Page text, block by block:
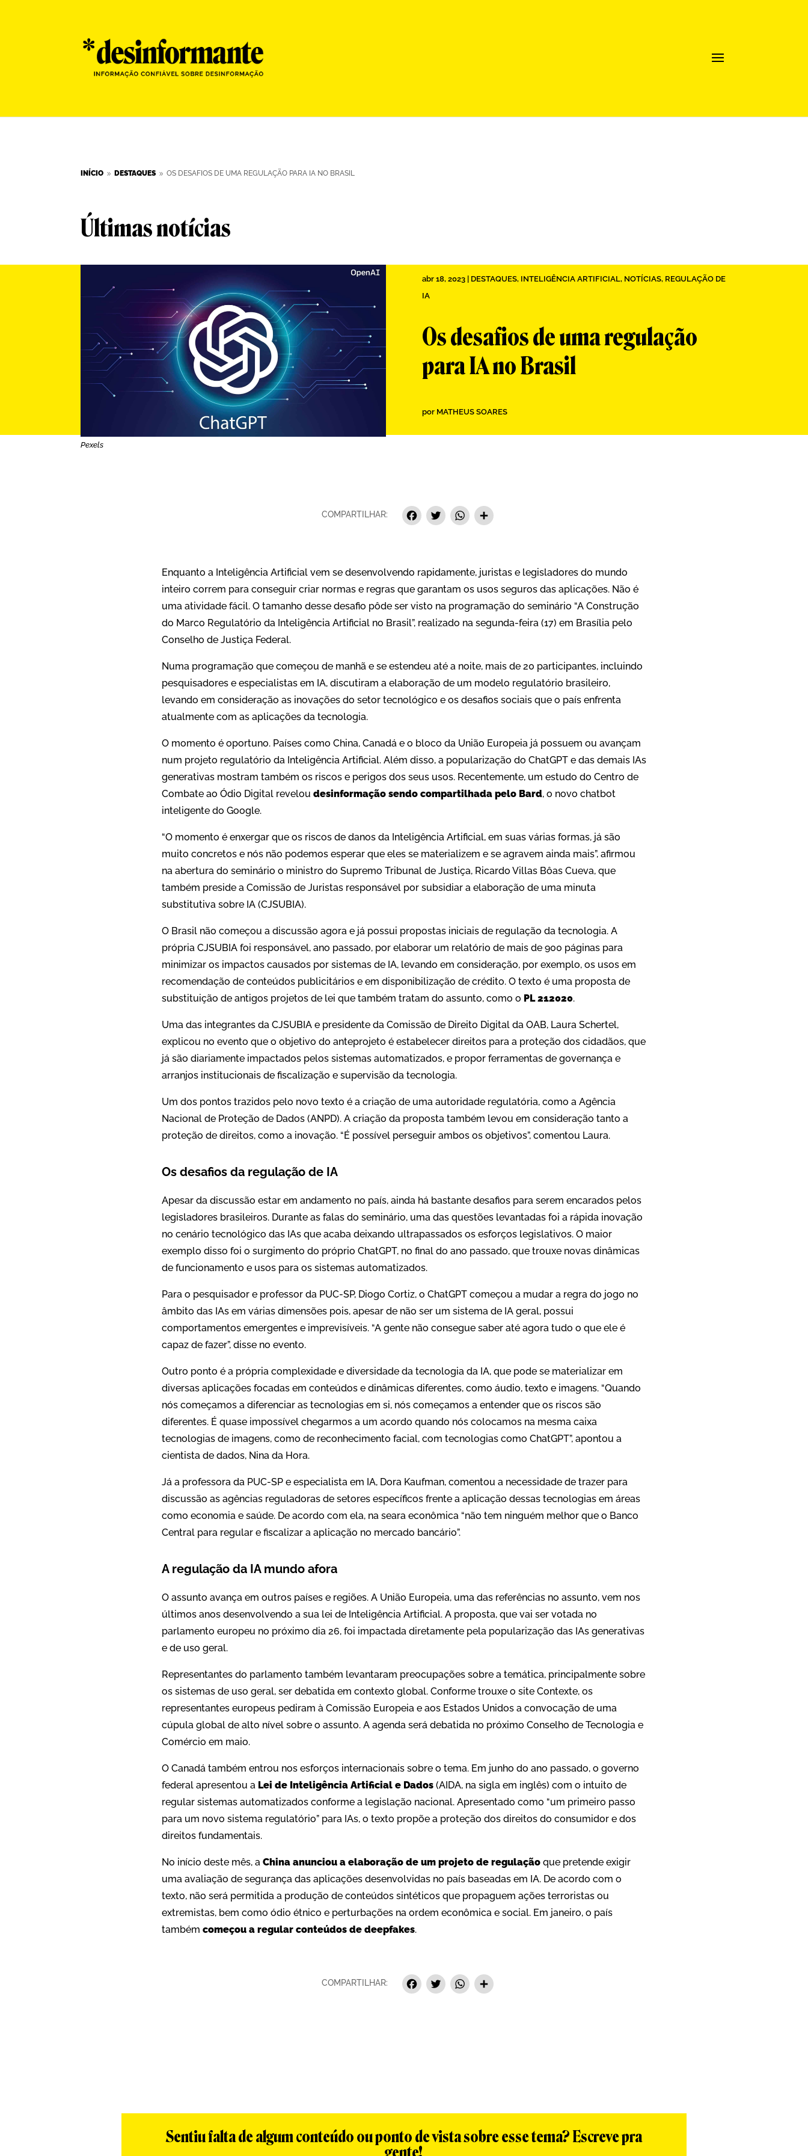
INÍCIO 9 DESTAQUES 9 OS DESAFIOS DE UMA REGULAÇÃO PARA IA NO BRASIL
Últimas notícias
Pexels
abr 18, 2023| DESTAQUES, INTELIGÊNCIA ARTIFICIAL, NOTÍCIAS, REGULAÇÃO DE
IA
Os desafios de uma regulação
para IA no Brasil
por MATHEUS SOARES
COMPARTILHAR: Facebook
Twitter
WhatsApp
Enquanto a Inteligência Artificial vem se desenvolvendo rapidamente, juristas e legisladores do mundo
inteiro correm para conseguir criar normas e regras que garantam os usos seguros das aplicações. Não é
uma atividade fácil. O tamanho desse desafio pôde ser visto na programação do seminário “A Construção
do Marco Regulatório da Inteligência Artificial no Brasil”, realizado na segunda-feira (17) em Brasília pelo
Conselho de Justiça Federal.
Numa programação que começou de manhã e se estendeu até a noite, mais de 20 participantes, incluindo
pesquisadores e especialistas em IA, discutiram a elaboração de um modelo regulatório brasileiro,
levando em consideração as inovações do setor tecnológico e os desafios sociais que o país enfrenta
atualmente com as aplicações da tecnologia.
O momento é oportuno. Países como China, Canadá e o bloco da União Europeia já possuem ou avançam
num projeto regulatório da Inteligência Artificial. Além disso, a popularização do ChatGPT e das demais IAs
generativas mostram também os riscos e perigos dos seus usos. Recentemente, um estudo do Centro de
Combate ao Ódio Digital revelou desinformação sendo compartilhada pelo Bard, o novo chatbot
inteligente do Google.
“O momento é enxergar que os riscos de danos da Inteligência Artificial, em suas várias formas, já são
muito concretos e nós não podemos esperar que eles se materializem e se agravem ainda mais”, afirmou
na abertura do seminário o ministro do Supremo Tribunal de Justiça, Ricardo Villas Bôas Cueva, que
também preside a Comissão de Juristas responsável por subsidiar a elaboração de uma minuta
substitutiva sobre IA (CJSUBIA).
O Brasil não começou a discussão agora e já possui propostas iniciais de regulação da tecnologia. A
própria CJSUBIA foi responsável, ano passado, por elaborar um relatório de mais de 900 páginas para
minimizar os impactos causados por sistemas de IA, levando em consideração, por exemplo, os usos em
recomendação de conteúdos publicitários e em disponibilização de crédito. O texto é uma proposta de
substituição de antigos projetos de lei que também tratam do assunto, como o PL 212020.
Uma das integrantes da CJSUBIA e presidente da Comissão de Direito Digital da OAB, Laura Schertel,
explicou no evento que o objetivo do anteprojeto é estabelecer direitos para a proteção dos cidadãos, que
já são diariamente impactados pelos sistemas automatizados, e propor ferramentas de governança e
arranjos institucionais de fiscalização e supervisão da tecnologia.
Um dos pontos trazidos pelo novo texto é a criação de uma autoridade regulatória, como a Agência
Nacional de Proteção de Dados (ANPD). A criação da proposta também levou em consideração tanto a
proteção de direitos, como a inovação. “É possível perseguir ambos os objetivos”, comentou Laura.
Os desafios da regulação de IA
Apesar da discussão estar em andamento no país, ainda há bastante desafios para serem encarados pelos
legisladores brasileiros. Durante as falas do seminário, uma das questões levantadas foi a rápida inovação
no cenário tecnológico das IAs que acaba deixando ultrapassados os esforços legislativos. O maior
exemplo disso foi o surgimento do próprio ChatGPT, no final do ano passado, que trouxe novas dinâmicas
de funcionamento e usos para os sistemas automatizados.
Para o pesquisador e professor da PUC-SP, Diogo Cortiz, o ChatGPT começou a mudar a regra do jogo no
âmbito das IAs em várias dimensões pois, apesar de não ser um sistema de IA geral, possui
comportamentos emergentes e imprevisíveis. “A gente não consegue saber até agora tudo o que ele é
capaz de fazer”, disse no evento.
Outro ponto é a própria complexidade e diversidade da tecnologia da IA, que pode se materializar em
diversas aplicações focadas em conteúdos e dinâmicas diferentes, como áudio, texto e imagens. “Quando
nós começamos a diferenciar as tecnologias em si, nós começamos a entender que os riscos são
diferentes. É quase impossível chegarmos a um acordo quando nós colocamos na mesma caixa
tecnologias de imagens, como de reconhecimento facial, com tecnologias como ChatGPT”, apontou a
cientista de dados, Nina da Hora.
Já a professora da PUC-SP e especialista em IA, Dora Kaufman, comentou a necessidade de trazer para
discussão as agências reguladoras de setores específicos frente a aplicação dessas tecnologias em áreas
como economia e saúde. De acordo com ela, na seara econômica “não tem ninguém melhor que o Banco
Central para regular e fiscalizar a aplicação no mercado bancário”.
A regulação da IA mundo afora
O assunto avança em outros países e regiões. A União Europeia, uma das referências no assunto, vem nos
últimos anos desenvolvendo a sua lei de Inteligência Artificial. A proposta, que vai ser votada no
parlamento europeu no próximo dia 26, foi impactada diretamente pela popularização das IAs generativas
e de uso geral.
Representantes do parlamento também levantaram preocupações sobre a temática, principalmente sobre
os sistemas de uso geral, ser debatida em contexto global. Conforme trouxe o site Contexte, os
representantes europeus pediram à Comissão Europeia e aos Estados Unidos a convocação de uma
cúpula global de alto nível sobre o assunto. A agenda será debatida no próximo Conselho de Tecnologia e
Comércio em maio.
O Canadá também entrou nos esforços internacionais sobre o tema. Em junho do ano passado, o governo
federal apresentou a Lei de Inteligência Artificial e Dados(AIDA, na sigla em inglês) com o intuito de
regular sistemas automatizados conforme a legislação nacional. Apresentado como “um primeiro passo
para um novo sistema regulatório” para IAs, o texto propõe a proteção dos direitos do consumidor e dos
direitos fundamentais.
No início deste mês, a China anunciou a elaboração de um projeto de regulaçãoque pretende exigir
uma avaliação de segurança das aplicações desenvolvidas no país baseadas em IA. De acordo com o
texto, não será permitida a produção de conteúdos sintéticos que propaguem ações terroristas ou
extremistas, bem como ódio étnico e perturbações na ordem econômica e social. Em janeiro, o país
também começou a regular conteúdos de deepfakes.
COMPARTILHAR: Facebook
Twitter
WhatsApp
Sentiu falta de algum conteúdo ou ponto de vista sobre esse tema? Escreve pra